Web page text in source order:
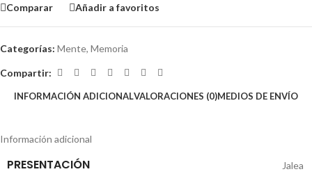
Comparar Añadir a favoritos
Categorías: Mente, Memoria
Compartir:
INFORMACIÓN ADICIONALVALORACIONES (0)MEDIOS DE ENVÍO
Información adicional
PRESENTACIÓN Jalea